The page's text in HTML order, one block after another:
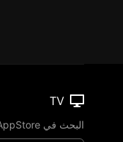
TV
البحث في AppStore